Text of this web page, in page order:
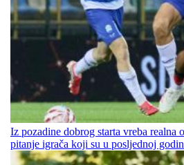
Iz pozadine dobrog starta vreba realna
pitanje igrača koji su u posljednoj